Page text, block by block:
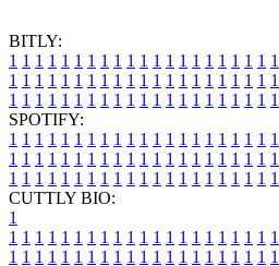
BITLY:
1 1 1 1 1 1 1 1 1 1 1 1 1 1 1 1 1 1 1 1 1
1 1 1 1 1 1 1 1 1 1 1 1 1 1 1 1 1 1 1 1 1
1 1 1 1 1 1 1 1 1 1 1 1 1 1 1 1 1 1 1 1 1
SPOTIFY:
1 1 1 1 1 1 1 1 1 1 1 1 1 1 1 1 1 1 1 1 1
1 1 1 1 1 1 1 1 1 1 1 1 1 1 1 1 1 1 1 1 1
1 1 1 1 1 1 1 1 1 1 1 1 1 1 1 1 1 1 1 1 1
CUTTLY BIO:
1
1 1 1 1 1 1 1 1 1 1 1 1 1 1 1 1 1 1 1 1 1
1 1 1 1 1 1 1 1 1 1 1 1 1 1 1 1 1 1 1 1 1